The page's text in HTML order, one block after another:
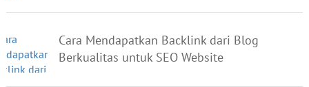
Cara Mendapatkan Backlink dari Blog
Berkualitas untuk SEO Website